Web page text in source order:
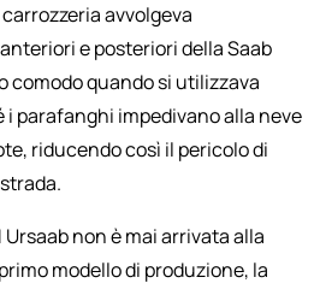
avvolgeva
e posteriori della Saab
comodo quando si utilizzava
parafanghi impedivano alla neve
riducendo così il pericolo di
non è mai arrivata alla
modello di produzione, la